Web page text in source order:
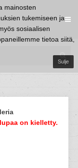
mainosten
tukemiseen ja
sosiaalisen
tietoa siitä,
Sulje
on kielletty.